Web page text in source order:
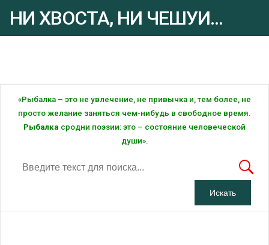
НИ ХВОСТА, НИ ЧЕШУИ...
«Рыбалка – это не увлечение, не привычка и, тем более, не
просто желание заняться чем-нибудь в свободное время.
Рыбалка сродни поэзии: это – состояние человеческой
души».